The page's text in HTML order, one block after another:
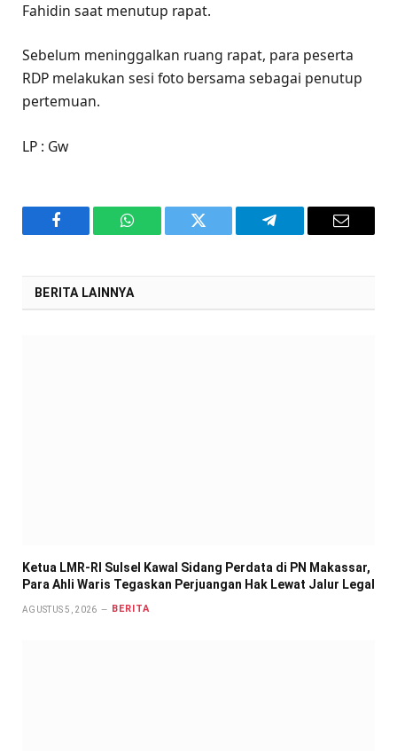
Fahidin saat menutup rapat.
Sebelum meninggalkan ruang rapat, para peserta
RDP melakukan sesi foto bersama sebagai penutup
pertemuan.
LP : Gw
Facebook WhatsAppTwitter Telegram Email
BERITA LAINNYA
Ketua LMR-RI Sulsel Kawal Sidang Perdata di PN Makassar,
Para Ahli Waris Tegaskan Perjuangan Hak Lewat Jalur Legal
AGUSTUS 5, 2026 BERITA